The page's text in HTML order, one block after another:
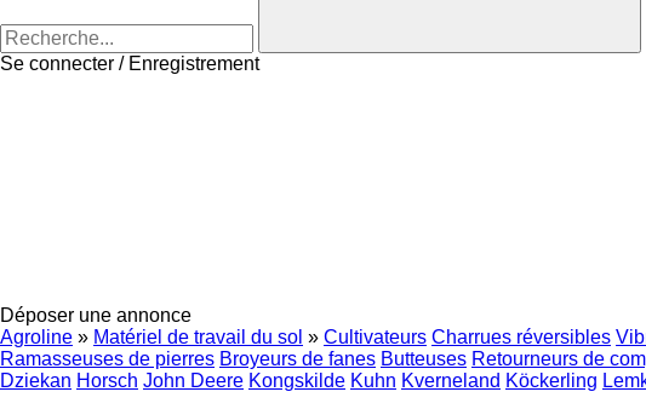
Se connecter / Enregistrement
Déposer une annonce
Agroline » Matériel de travail du sol » Cultivateurs Charrues réversibles
Ramasseuses de pierres Broyeurs de fanes Butteuses Retourneurs de
Dziekan Horsch John Deere Kongskilde Kuhn Kverneland Köckerling